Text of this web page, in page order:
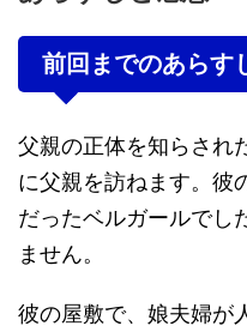
前回までのあらす
父親の正体を知らされ
に父親を訪ねます。彼
だったベルガールでし
ません。
彼の屋敷で、娘夫婦が